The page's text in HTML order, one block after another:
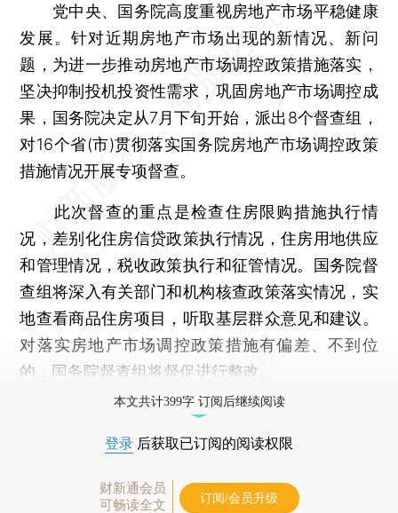
党中央、国务院高度重视房地产市场平稳健康
发展。针对近期房地产市场出现的新情况、新问
题，为进一步推动房地产市场调控政策措施落实，
坚决抑制投机投资性需求，巩固房地产市场调控成
果，国务院决定从7月下旬开始，派出8个督查组，
对16个省(市)贯彻落实国务院房地产市场调控政策
措施情况开展专项督查。
此次督查的重点是检查住房限购措施执行情
况，差别化住房信贷政策执行情况，住房用地供应
和管理情况，税收政策执行和征管情况。国务院督
查组将深入有关部门和机构核查政策落实情况，实
地查看商品住房项目，听取基层群众意见和建议。
对落实房地产市场调控政策措施有偏差、不到位
的，国务院督查组将督促进行整改。
本文共计399字 订阅后继续阅读
登录 后获取已订阅的阅读权限
财新通会员
可畅读全文
订阅/会员升级